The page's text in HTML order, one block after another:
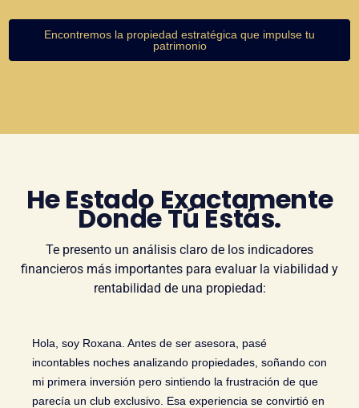
Encontremos la propiedad estratégica que impulse tu
patrimonio
He Estado Exactamente
Donde Tú Estás.
Te presento un análisis claro de los indicadores
financieros más importantes para evaluar la viabilidad y
rentabilidad de una propiedad:
Hola, soy Roxana. Antes de ser asesora, pasé
incontables noches analizando propiedades, soñando con
mi primera inversión pero sintiendo la frustración de que
parecía un club exclusivo. Esa experiencia se convirtió en